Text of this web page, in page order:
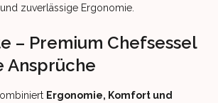
zuverlässige Ergonomie.
– Premium Chefsessel
Ansprüche
Ergonomie, Komfort und